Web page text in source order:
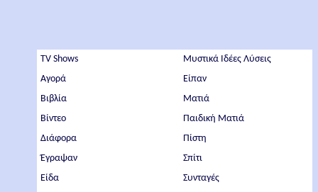
TV Shows
Αγορά
Βιβλία
Βίντεο
Διάφορα
Έγραψαν
Είδα
Μυστικά Ιδέες Λύσεις
Είπαν
Ματιά
Παιδική Ματιά
Πίστη
Σπίτι
Συνταγές